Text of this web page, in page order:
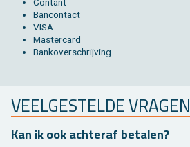
Ban­con­tact
VISA
Mas­ter­card
Bank­over­schrij­ving
VEEL­GE­STEL­DE VRA­GEN
Kan ik ook ach­ter­af be­ta­len?